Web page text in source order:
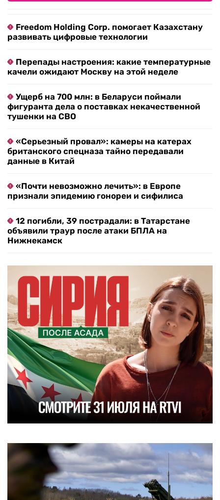
Freedom Holding Corp. помогает Казахстану
развивать цифровые технологии
Перепады настроения: какие температурные
качели ожидают Москву на этой неделе
Ущерб на 700 млн: в Беларуси поймали
фигуранта дела о поставках некачественной
тушенки на СВО
«Серьезный провал»: камеры на катерах
британского спецназа тайно передавали
данные в Китай
«Почти невозможно лечить»: в Европе
признали эпидемию гонореи и сифилиса
12 погибли, 39 пострадали: в Татарстане
объявили траур после атаки БПЛА на
Нижнекамск